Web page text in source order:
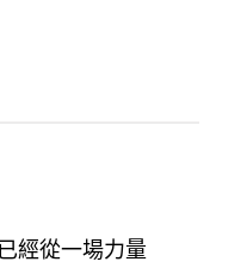
經從一場力量